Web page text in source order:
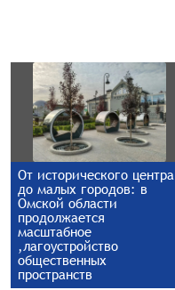
От исторического центра
до малых городов: в
Омской области
продолжается
масштабное
,лагоустройство
общественных
пространств